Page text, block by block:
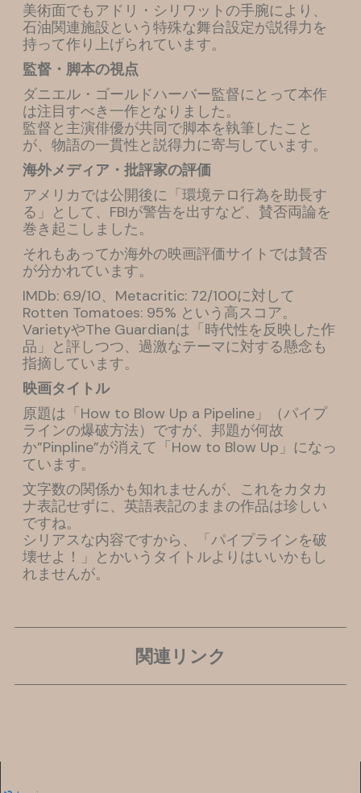
美術面でもアドリ・シリワットの手腕により、
石油関連施設という特殊な舞台設定が説得力を
持って作り上げられています。
監督・脚本の視点
ダニエル・ゴールドハーバー監督にとって本作
は注目すべき一作となりました。
監督と主演俳優が共同で脚本を執筆したこと
が、物語の一貫性と説得力に寄与しています。
海外メディア・批評家の評価
アメリカでは公開後に「環境テロ行為を助長す
る」として、FBIが警告を出すなど、賛否両論を
巻き起こしました。
それもあってか海外の映画評価サイトでは賛否
が分かれています。
IMDb: 6.9/10、Metacritic: 72/100に対して
Rotten Tomatoes: 95% という高スコア。
VarietyやThe Guardianは「時代性を反映した作
品」と評しつつ、過激なテーマに対する懸念も
指摘しています。
映画タイトル
原題は「How to Blow Up a Pipeline」（パイプ
ラインの爆破方法）ですが、邦題が何故
か”Pinpline”が消えて「How to Blow Up」になっ
ています。
文字数の関係かも知れませんが、これをカタカ
ナ表記せずに、英語表記のままの作品は珍しい
ですね。
シリアスな内容ですから、「パイプラインを破
壊せよ！」とかいうタイトルよりはいいかもし
れませんが。
関連リンク